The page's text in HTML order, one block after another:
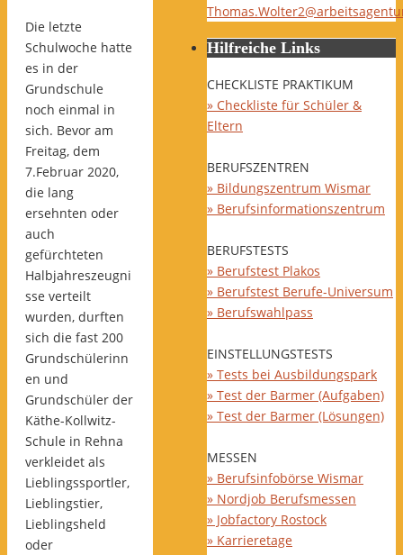
Die letzte
Schulwoche hatte
es in der
Grundschule
noch einmal in
sich. Bevor am
Freitag, dem
7.Februar 2020,
die lang
ersehnten oder
auch
gefürchteten
Halbjahreszeugni
sse verteilt
wurden, durften
sich die fast 200
Grundschülerinn
en und
Grundschüler der
Käthe-Kollwitz-
Schule in Rehna
verkleidet als
Lieblingssportler,
Lieblingstier,
Lieblingsheld
oder
Hilfreiche Links
CHECKLISTE PRAKTIKUM
» Checkliste für Schüler &
Eltern
BERUFSZENTREN
» Bildungszentrum Wismar
» Berufsinformationszentrum
BERUFSTESTS
» Berufstest Plakos
» Berufstest Berufe-Universum
» Berufswahlpass
EINSTELLUNGSTESTS
» Tests bei Ausbildungspark
» Test der Barmer (Aufgaben)
» Test der Barmer (Lösungen)
MESSEN
» Berufsinfobörse Wismar
» Nordjob Berufsmessen
» Jobfactory Rostock
» Karrieretage